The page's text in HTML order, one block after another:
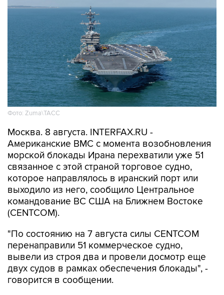
Фото: Zuma\ТАСС
Москва. 8 августа. INTERFAX.RU -
Американские ВМС с момента возобновления
морской блокады Ирана перехватили уже 51
связанное с этой страной торговое судно,
которое направлялось в иранский порт или
выходило из него, сообщило Центральное
командование ВС США на Ближнем Востоке
(CENTCOM).
"По состоянию на 7 августа силы CENTCOM
перенаправили 51 коммерческое судно,
вывели из строя два и провели досмотр еще
двух судов в рамках обеспечения блокады", -
говорится в сообщении.